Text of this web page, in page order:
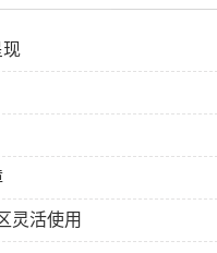
现
灵活使用